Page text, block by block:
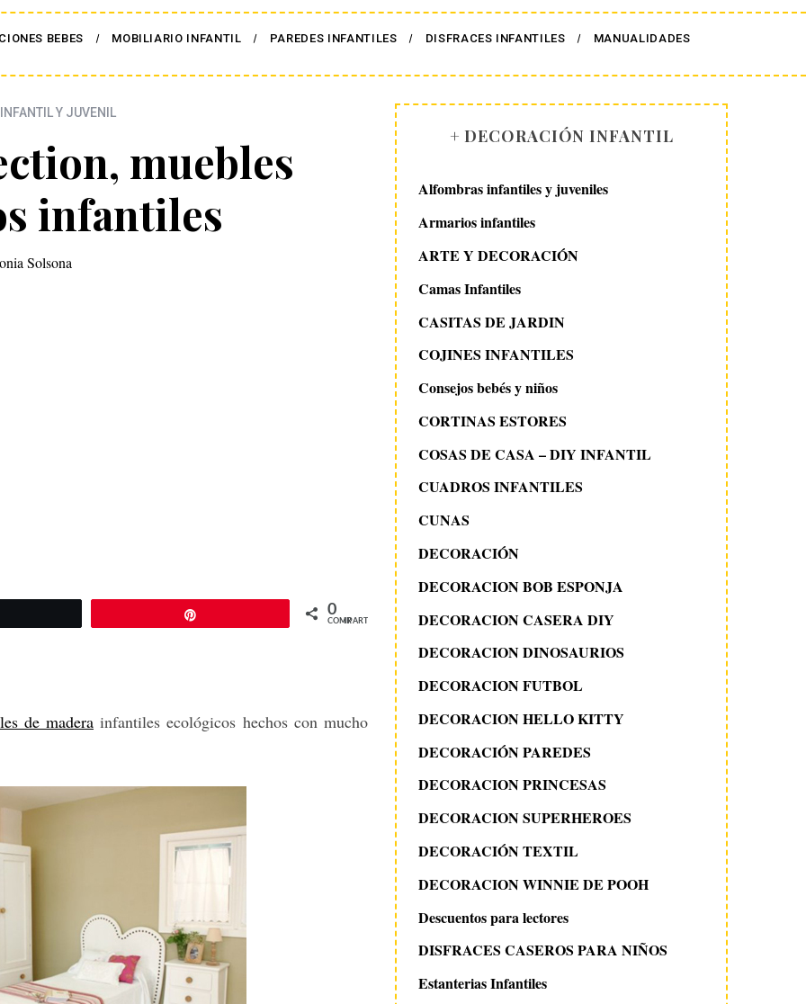
BEBES MOBILIARIO INFANTIL PAREDES INFANTILES DISFRACES INFANTILES MANUALIDADES
Y JUVENIL
muebles
infantiles
Solsona
0
COMPARTIR
de madera infantiles ecológicos hechos con mucho
+ DECORACIÓN INFANTIL
Alfombras infantiles y juveniles
Armarios infantiles
ARTE Y DECORACIÓN
Camas Infantiles
CASITAS DE JARDIN
COJINES INFANTILES
Consejos bebés y niños
CORTINAS ESTORES
COSAS DE CASA – DIY INFANTIL
CUADROS INFANTILES
CUNAS
DECORACIÓN
DECORACION BOB ESPONJA
DECORACION CASERA DIY
DECORACION DINOSAURIOS
DECORACION FUTBOL
DECORACION HELLO KITTY
DECORACIÓN PAREDES
DECORACION PRINCESAS
DECORACION SUPERHEROES
DECORACIÓN TEXTIL
DECORACION WINNIE DE POOH
Descuentos para lectores
DISFRACES CASEROS PARA NIÑOS
Estanterias Infantiles